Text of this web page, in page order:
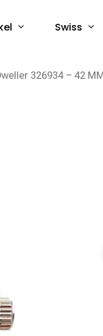
Swiss
326934 – 42